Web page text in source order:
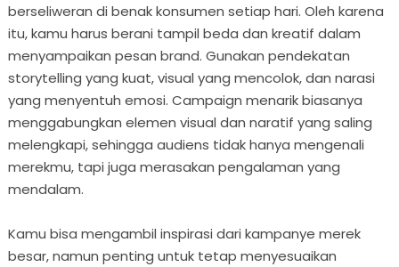
berseliweran di benak konsumen setiap hari. Oleh karena
itu, kamu harus berani tampil beda dan kreatif dalam
menyampaikan pesan brand. Gunakan pendekatan
storytelling yang kuat, visual yang mencolok, dan narasi
yang menyentuh emosi. Campaign menarik biasanya
menggabungkan elemen visual dan naratif yang saling
melengkapi, sehingga audiens tidak hanya mengenali
merekmu, tapi juga merasakan pengalaman yang
mendalam.
Kamu bisa mengambil inspirasi dari kampanye merek
besar, namun penting untuk tetap menyesuaikan